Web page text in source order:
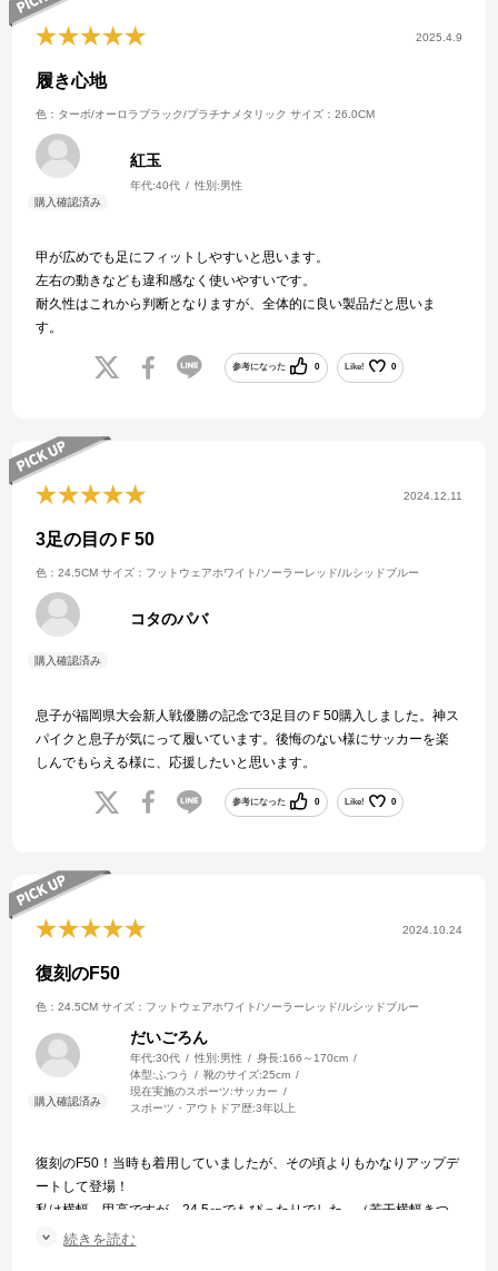
2025.4.9
履き心地
色：ターボ/オーロラブラック/プラチナメタリック サイズ：26.0CM
紅玉
年代:40代 性別:男性
甲が広めでも足にフィットしやすいと思います。
左右の動きなども違和感なく使いやすいです。
耐久性はこれから判断となりますが、全体的に良い製品だと思いま
す。
参考になった 0 Like! 0
2024.12.11
3足の目のＦ50
色：24.5CM サイズ：フットウェアホワイト/ソーラーレッド/ルシッドブルー
コタのパバ
息子が福岡県大会新人戦優勝の記念で3足目のＦ50購入しました。神ス
パイクと息子が気にって履いています。後悔のない様にサッカーを楽
しんでもらえる様に、応援したいと思います。
参考になった 0 Like! 0
2024.10.24
復刻のF50
色：24.5CM サイズ：フットウェアホワイト/ソーラーレッド/ルシッドブルー
だいごろん
年代:30代 性別:男性 身長:166～170cm
体型:ふつう 靴のサイズ:25cm
現在実施のスポーツ:サッカー
スポーツ・アウトドア歴:3年以上
復刻のF50！当時も着用していましたが、その頃よりもかなりアップデ
ートして登場！
私は横幅、甲高ですが、24.5㎝でもぴったりでした。（若干横幅きつ
いが、少し伸びることを考えると許容範囲）
続きを読む